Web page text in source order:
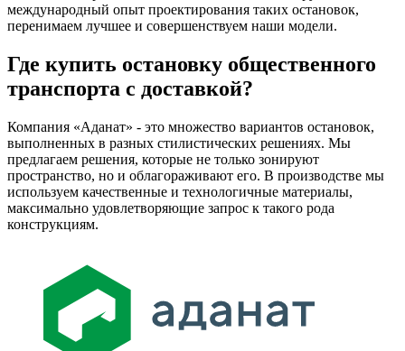
международный опыт проектирования таких остановок,
перенимаем лучшее и совершенствуем наши модели.
Где купить остановку общественного
транспорта с доставкой?
Компания «Аданат» - это множество вариантов остановок,
выполненных в разных стилистических решениях. Мы
предлагаем решения, которые не только зонируют
пространство, но и облагораживают его. В производстве мы
используем качественные и технологичные материалы,
максимально удовлетворяющие запрос к такого рода
конструкциям.